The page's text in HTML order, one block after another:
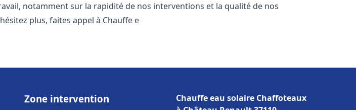
notamment sur la rapidité de nos interventions et la qualité de nos
plus, faites appel à Chauffe e
Zone intervention
Chauffe eau solaire Chaffoteaux